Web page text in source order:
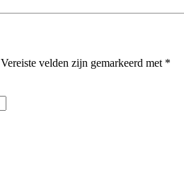
Vereiste velden zijn gemarkeerd met *